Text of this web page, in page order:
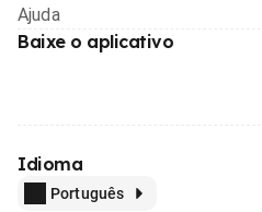
Ajuda
Baixe o aplicativo
Idioma
Português